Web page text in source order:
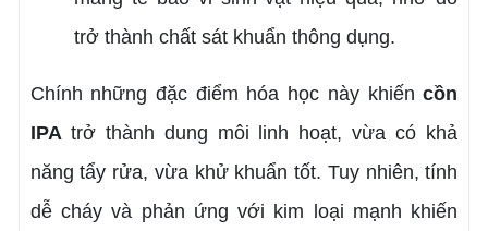
trở thành chất sát khuẩn thông dụng.
Chính những đặc điểm hóa học này khiếncồn
IPA trở thành dung môi linh hoạt, vừa có khả
năng tẩy rửa, vừa khử khuẩn tốt. Tuy nhiên, tính
dễ cháy và phản ứng với kim loại mạnh khiến